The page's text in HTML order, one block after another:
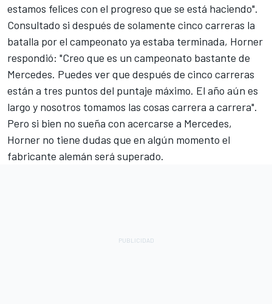
estamos felices con el progreso que se está haciendo".
Consultado si después de solamente cinco carreras la
batalla por el campeonato ya estaba terminada, Horner
respondió: "Creo que es un campeonato bastante de
Mercedes. Puedes ver que después de cinco carreras
están a tres puntos del puntaje máximo. El año aún es
largo y nosotros tomamos las cosas carrera a carrera".
Pero si bien no sueña con acercarse a Mercedes,
Horner no tiene dudas que en algún momento el
fabricante alemán será superado.